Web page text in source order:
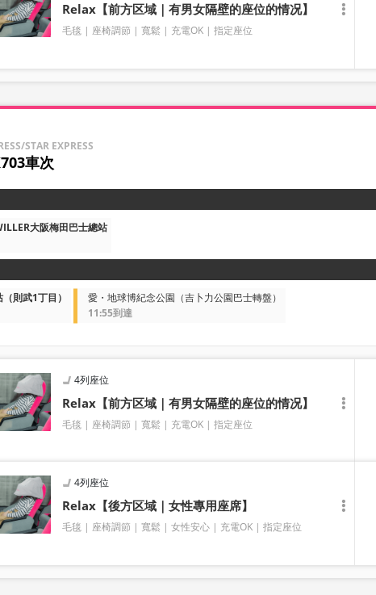
Relax【前方区域｜有男女隔壁的座位的情况】
毛毯 座椅調節 寬鬆 充電OK 指定座位
STAR EXPRESS
車次
大阪梅田巴士總站
則武1丁目）
愛・地球博紀念公園（吉卜力公園巴士轉盤）
11:55到達
4列座位
Relax【前方区域｜有男女隔壁的座位的情况】
毛毯 座椅調節 寬鬆 充電OK 指定座位
4列座位
Relax【後方区域｜女性專用座席】
毛毯 座椅調節 寬鬆 女性安心 充電OK 指定座位